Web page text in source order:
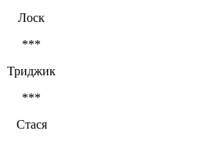
Лоск
***
Триджик
***
Стася